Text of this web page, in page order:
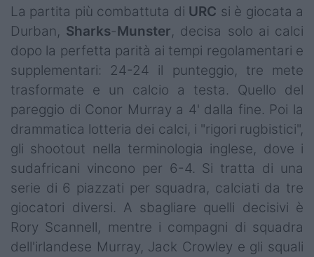
La partita più combattuta di URC si è giocata a
Durban, Sharks-Munster, decisa solo ai calci
dopo la perfetta parità ai tempi regolamentari e
supplementari: 24-24 il punteggio, tre mete
trasformate e un calcio a testa. Quello del
pareggio di Conor Murray a 4' dalla fine. Poi la
drammatica lotteria dei calci, i "rigori rugbistici",
gli shootout nella terminologia inglese, dove i
sudafricani vincono per 6-4. Si tratta di una
serie di 6 piazzati per squadra, calciati da tre
giocatori diversi. A sbagliare quelli decisivi è
Rory Scannell, mentre i compagni di squadra
dell'irlandese Murray, Jack Crowley e gli squali